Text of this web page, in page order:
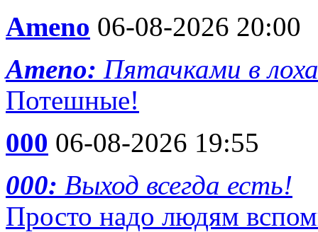
Ameno 06-08-2026 20:00
Ameno: Пятачками в
Потешные!
000 06-08-2026 19:55
000: Выход всегда есть!
Просто надо людям